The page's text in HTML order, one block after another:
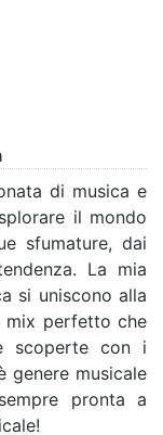
di musica e
il mondo
sfumature, dai
La mia
si uniscono alla
mix perfetto che
scoperte con i
genere musicale
pronta a